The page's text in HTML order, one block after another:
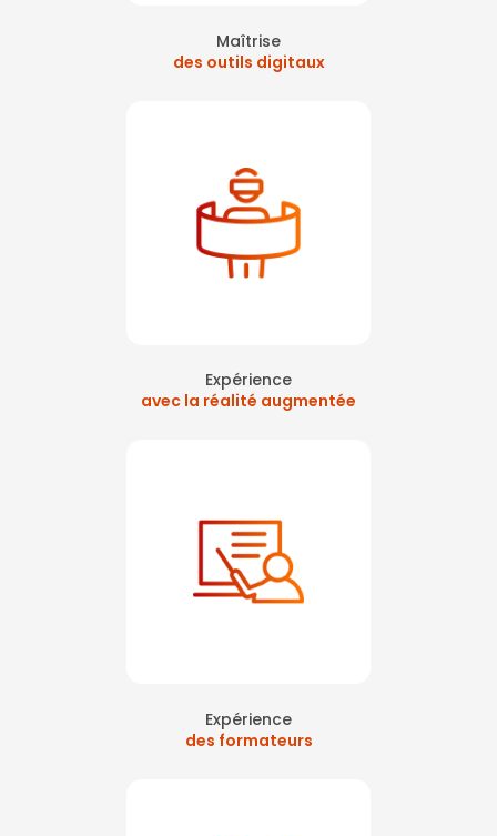
Maîtrise
des outils digitaux
Expérience
avec la réalité augmentée
Expérience
des formateurs